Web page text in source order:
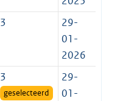
3
29-
01-
2026
3
geselecteerd
29-
01-